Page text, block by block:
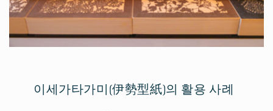
이세가타가미(伊勢型紙)의 활용 사례